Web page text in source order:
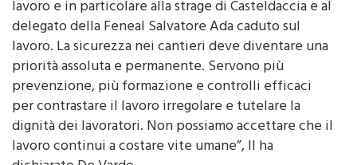
delegato della Feneal Salvatore Ada caduto sul
lavoro. La sicurezza nei cantieri deve diventare una
priorità assoluta e permanente. Servono più
prevenzione, più formazione e controlli efficaci
per contrastare il lavoro irregolare e tutelare la
dignità dei lavoratori. Non possiamo accettare che il
lavoro continui a costare vite umane”, Il ha
dichiarato De Vardo.